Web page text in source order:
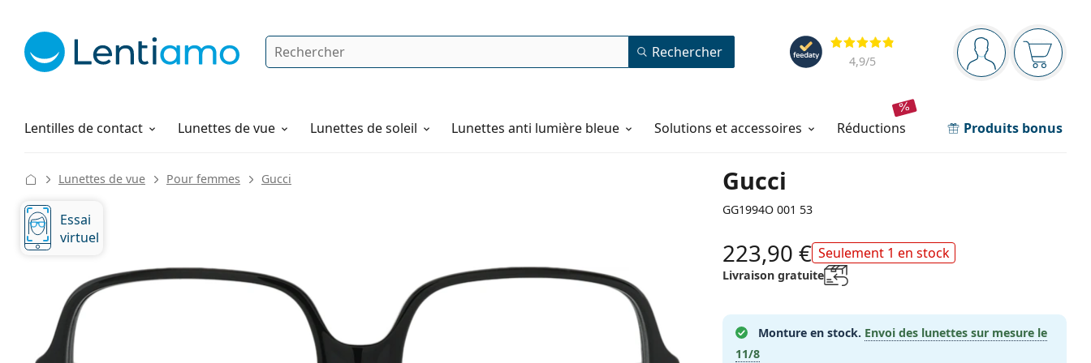
Barre de navigation
Vous êtesVotre
Évaluation
4,9/5
Rechercher Rechercher
Lentilles de contact
Produits d'entretien Lunettes de vue Lunettes de soleil Lunettes anti lumière bleue Solutions et accessoires réductions Produits bonus
Comment commander
Gucci
GG1994O 001 53
Lunettes de vue Pour femmes Gucci
Essai
virtuel
223,90 € Seulement 1 en stock
Livraison gratuite
Monture en stock. Envoi des lunettes sur mesure le
11/8